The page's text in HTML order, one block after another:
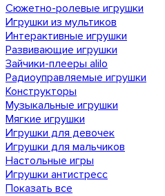
Сюжетно-ролевые игрушки
Игрушки из мультиков
Интерактивные игрушки
Развивающие игрушки
Зайчики-плееры alilo
Радиоуправляемые игрушки
Конструкторы
Музыкальные игрушки
Мягкие игрушки
Игрушки для девочек
Игрушки для мальчиков
Настольные игры
Игрушки антистресс
Показать все